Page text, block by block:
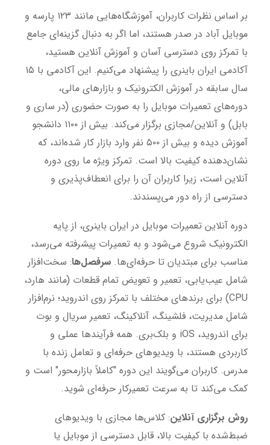
بر اساس نظرات کاربران، آموزشگاه‌هایی مانند ۱۲۳ پارسه و
موبایل آباد در صدر هستند، اما اگر به دنبال گزینه‌ای جامع
با تمرکز روی دسترسی آسان و آموزش آنلاین هستید،
آکادمی ایران باینری را پیشنهاد می‌کنیم. این آکادمی با ۱۵
سال سابقه در آموزش الکترونیک و بازارهای مالی،
دوره‌های تعمیرات موبایل را به صورت حضوری (در ساری و
بابل) و آنلاین/مجازی برگزار می‌کند. بیش از ۱۱۰۰ دانشجو
آموزش دیده و بیش از ۵۰۰ نفر وارد بازار کار شده‌اند، که
نشان‌دهنده کیفیت بالا است. تمرکز ویژه ما روی دوره
آنلاین است، زیرا کاربران آن را برای انعطاف‌پذیری و
دسترسی از راه دور می‌پسندند.
دوره آنلاین تعمیرات موبایل در ایران باینری، از پایه
الکترونیک شروع می‌شود و به تعمیرات پیشرفته می‌رسد،
مناسب برای مبتدیان تا حرفه‌ای‌ها.سرفصل‌ها: سخت‌افزار
شامل عیب‌یابی، تعمیر و تعویض تمام قطعات (مانند هارد،
CPU) برای برندهای مختلف با تمرکز روی اندروید؛ نرم‌افزار
شامل مدیریت، فلشینگ، آنلاکینگ، تعمیر سریال و بوت
برای اندروید، iOS و بلک‌بری. همه فرآیندها عملی و
کاربردی هستند، با ویدیوهای حرفه‌ای و تعامل زنده با
مدرس. کاربران می‌گویند این دوره "کاملاً بازارمحور" است و
کمک می‌کند تا به سرعت تعمیرکار حرفه‌ای شوید.
روش برگزاری آنلاین: کلاس‌ها مجازی با ویدیوهای
ضبط‌شده با کیفیت بالا، قابل دسترسی از موبایل یا